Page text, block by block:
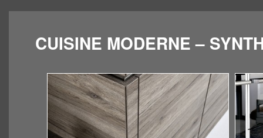
CUISINE MODERNE –